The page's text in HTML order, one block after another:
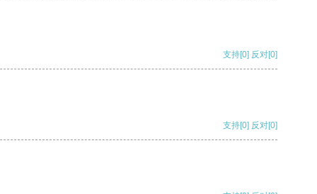
支持[0] 反对[0]
支持[0] 反对[0]